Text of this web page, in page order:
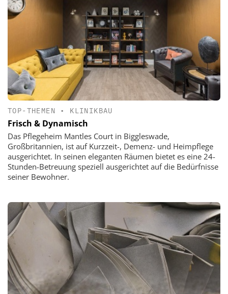
TOP-THEMEN • KLINIKBAU
Frisch & Dynamisch
Das Pflegeheim Mantles Court in Biggleswade,
Großbritannien, ist auf Kurzzeit-, Demenz- und Heimpflege
ausgerichtet. In seinen eleganten Räumen bietet es eine 24-
Stunden-Betreuung speziell ausgerichtet auf die Bedürfnisse
seiner Bewohner.